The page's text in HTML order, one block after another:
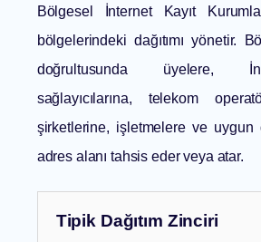
Bölgesel İnternet Kayıt
bölgelerindeki dağıtımı yönetir.
doğrultusunda üyelere,
sağlayıcılarına, telekom
şirketlerine, işletmelere ve uygun
adres alanı tahsis eder veya atar.
Tipik Dağıtım Zinciri